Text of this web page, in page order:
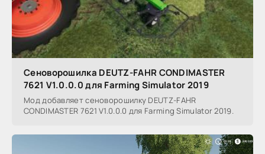
Сеноворошилка DEUTZ-FAHR CONDIMASTER
7621 V1.0.0.0 для Farming Simulator 2019
Мод добавляет сеноворошилку DEUTZ-FAHR
CONDIMASTER 7621 V1.0.0.0 для Farming Simulator 2019.